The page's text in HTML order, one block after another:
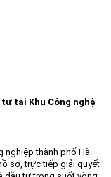
▼
▼
▼
tư tại Khu Công nghệ
nghiệp thành phố Hà
sơ, trực tiếp giải quyết